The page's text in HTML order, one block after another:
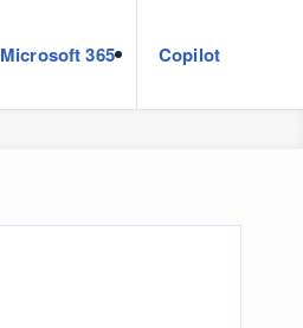
Microsoft 365 Copilot